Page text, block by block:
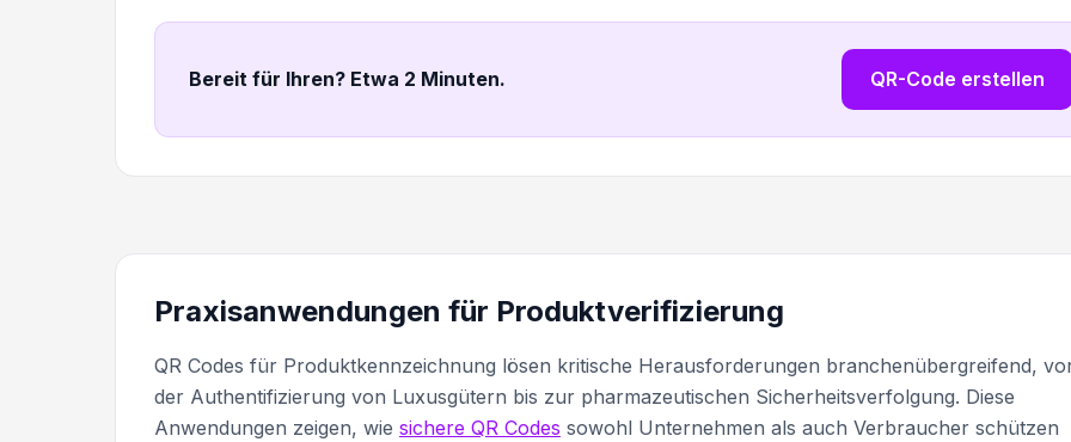
Bereit für Ihren? Etwa 2 Minuten. QR-Code erstellen
Praxisanwendungen für Produktverifizierung
QR Codes für Produktkennzeichnung lösen kritische Herausforderungen branchenübergreifend,
der Authentifizierung von Luxusgütern bis zur pharmazeutischen Sicherheitsverfolgung. Diese
Anwendungen zeigen, wie sichere QR Codes sowohl Unternehmen als auch Verbraucher schützen